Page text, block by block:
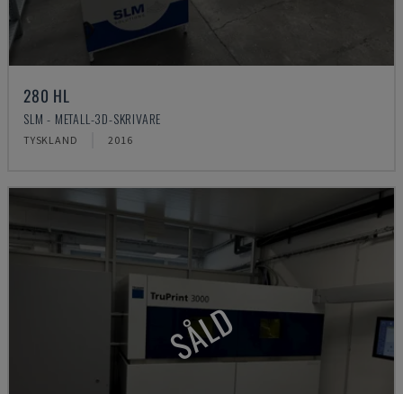
280 HL
SLM - METALL-3D-SKRIVARE
TYSKLAND 2016
SÅLD